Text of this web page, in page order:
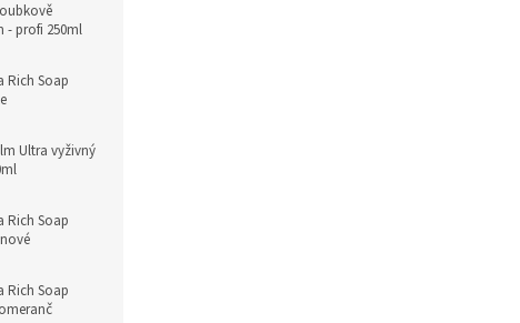
- profi 250ml
Rich Soap
Ultra vyživný
Rich Soap
Rich Soap